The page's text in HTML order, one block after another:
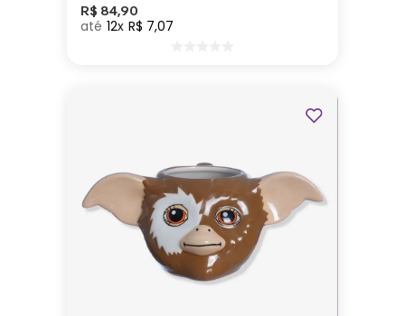
R$ 84,90
12 R$ 7,07